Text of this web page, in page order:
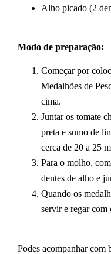
Alho picado (2
Modo de preparação:
Começar por
Medalhões de
cima.
Juntar os tomate
preta e sumo de
cerca de 20 a 25
Para o molho,
dentes de alho e
Quando os
servir e regar com
Podes acompanhar com